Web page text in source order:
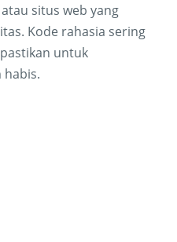
situs web yang
Kode rahasia sering
untuk
habis.